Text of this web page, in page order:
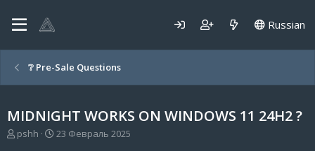
Russian
❔ Pre-Sale Questions
MIDNIGHT WORKS ON WINDOWS 11 24H2 ?
А
pshh
Д
23 Февраль 2025